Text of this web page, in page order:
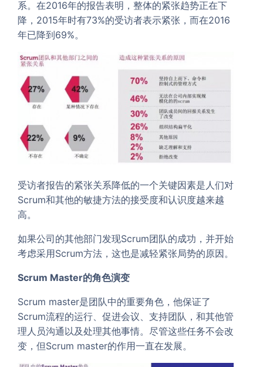
系。在2016年的报告表明，整体的紧张趋势正在下
降，2015年时有73%的受访者表示紧张，而在2016
年已降到69%。
受访者报告的紧张关系降低的一个关键因素是人们对
Scrum和其他的敏捷方法的接受度和认识度越来越
高。
如果公司的其他部门发现Scrum团队的成功，并开始
考虑采用Scrum方法，这也是减轻紧张局势的原因。
Scrum Master的角色演变
Scrum master是团队中的重要角色，他保证了
Scrum流程的运行、促进会议、支持团队，和其他管
理人员沟通以及处理其他事情。尽管这些任务不会改
变，但Scrum master的作用一直在发展。